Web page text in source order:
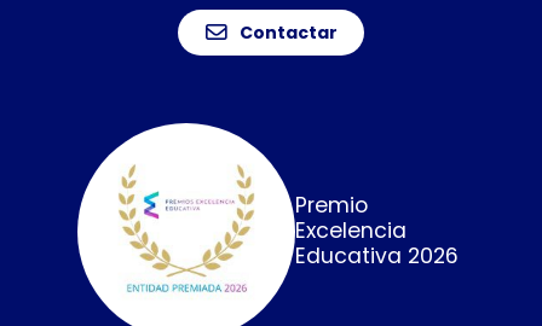
Contactar
Premio
Excelencia
Educativa 2026